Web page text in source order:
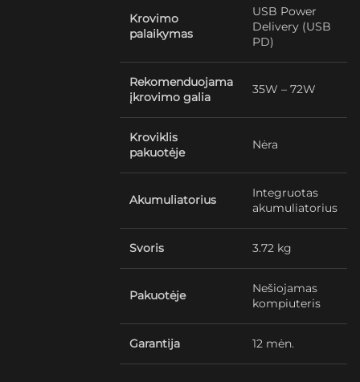
Krovimo
palaikymas
USB Power
Delivery (USB
PD)
Rekomenduojama
įkrovimo galia
35W – 72W
Kroviklis
pakuotėje
Nėra
Akumuliatorius
Integruotas
akumuliatorius
Svoris 3.72 kg
Pakuotėje
Nešiojamas
kompiuteris
Garantija 12 mėn.